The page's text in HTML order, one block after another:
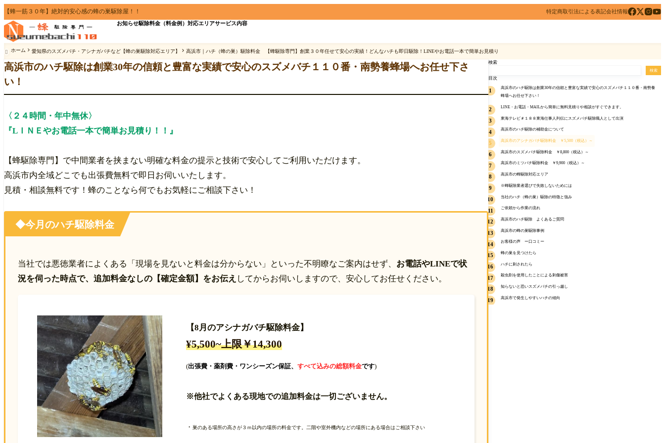
【蜂一筋３０年】絶対的安心感の蜂の巣駆除屋！！ 特定商取引法による表記会社情報
お知らせ駆除料金（料金例） 対応エリアサービス内容
 ホーム 愛知県のスズメバチ・アシナガバチなど【蜂の巣駆除対応エリア】 高浜市｜ハチ（蜂の巣）駆除料金 【蜂駆除専門】創業３０年任せて安心の実績！どんなハチも即日駆除！LINEやお電話一本で簡単お見積り
【高浜市】仲介・追加料金なしの蜂
養蜂から駆除へ、蜂に特化し創業30年!!
出張費無料 追加料金なし 即日対応
今すぐ無料相談
高浜市のハチ駆除は創業30年の信頼と豊富な実績で安心のスズメバチ１１０番・南勢養蜂場へお任せ下さ
い！
〈２４時間・年中無休〉
『LＩＮＥやお電話一本で簡単お見積り！！』
【蜂駆除専門】で中間業者を挟まない明確な料金の提示と技術で安心してご利用いただけます。
高浜市内全域どこでも出張費無料で即日お伺いいたします。
見積・相談無料です！蜂のことなら何でもお気軽にご相談下さい！
◆今月のハチ駆除料金
当社では​悪徳業者によくある「現場を見ないと料金は分からない」といった不明瞭なご案内はせず、 お電話やLINEで状
況を伺った時点で、追加料金なしの【確定金額】をお伝え してからお伺いしますので、安心してお任せください。
【8月のアシナガバチ駆除料金】
¥5,500~上限￥14,300
(出張費・薬剤費・ワンシーズン保証、 すべて込みの総額料金です)
※他社でよくある現地での追加料金は一切ございません。
・ 巣のある場所の高さが３ｍ以内の場所の料金です。二階や室外機内などの場所にある場合はご相談下さい
検索
検索
目次
高浜市のハチ駆除は創業30年の信頼と豊富な実績で安心のスズメバチ１１０番・南勢養
蜂場へお任せ下さい！
LINE・お電話・MAILから簡単に無料見積りや相談がすぐできます。
東海テレビ＃１８８東海仕事人列伝にスズメバチ駆除職人として出演
高浜市のハチ駆除の補助金について
高浜市のアシナガバチ駆除料金 ￥5,500（税込）～
高浜市のスズメバチ駆除料金 ￥8,800（税込）～
高浜市のミツバチ駆除料金 ￥9,900（税込）～
高浜市の蜂駆除対応エリア
※蜂駆除業者選びで失敗しないためには
当社のハチ（蜂の巣）駆除の特徴と強み
ご依頼から作業の流れ
高浜市のハチ駆除 よくあるご質問
高浜市の蜂の巣駆除事例
お客様の声 ー口コミー
蜂の巣を見つけたら
ハチに刺されたら
殺虫剤を使用したことによる刺傷被害
知らないと恐いスズメバチの引っ越し
高浜市で発生しやすいハチの傾向